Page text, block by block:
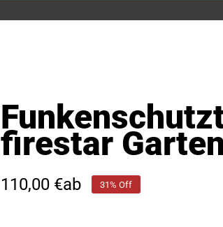
firestar
ab
110,00 € 31% Off